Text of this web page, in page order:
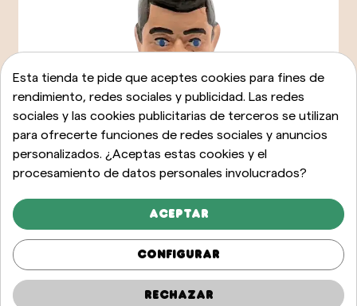
Esta tienda te pide que aceptes cookies para fines de
rendimiento, redes sociales y publicidad. Las redes
sociales y las cookies publicitarias de terceros se utilizan
para ofrecerte funciones de redes sociales y anuncios
personalizados. ¿Aceptas estas cookies y el
procesamiento de datos personales involucrados?
Aceptar
Configurar
Rechazar